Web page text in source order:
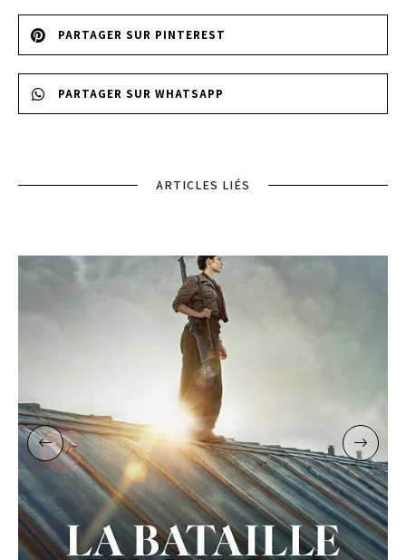
PARTAGER SUR PINTEREST
PARTAGER SUR WHATSAPP
ARTICLES LIÉS